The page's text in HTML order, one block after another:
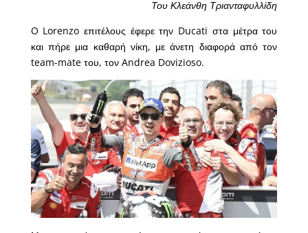
Του Κλεάνθη Τριανταφυλλίδη
O Lorenzo επιτέλους έφερε την Ducati στα μέτρα του
και πήρε μια καθαρή νίκη, με άνετη διαφορά από τον
team-mate του, τον Andrea Dovizioso.